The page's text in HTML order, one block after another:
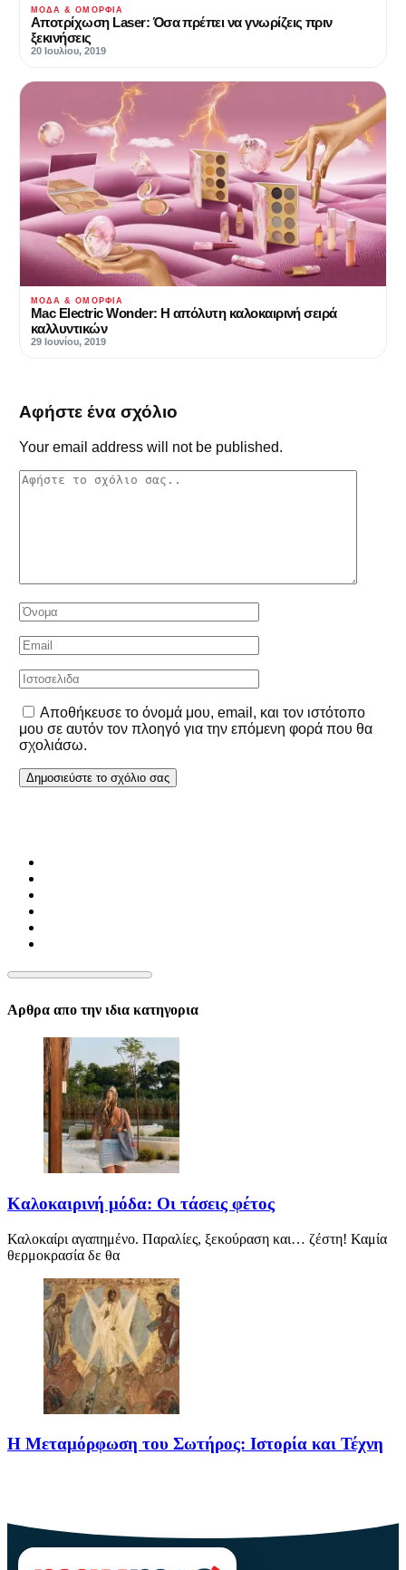
ΜΌΔΑ & ΟΜΟΡΦΙΆ
Αποτρίχωση Laser: Όσα πρέπει να γνωρίζεις πριν
ξεκινήσεις
20 Ιουλίου, 2019
ΜΌΔΑ & ΟΜΟΡΦΙΆ
Mac Electric Wonder: Η απόλυτη καλοκαιρινή σειρά
καλλυντικών
29 Ιουνίου, 2019
Αφήστε ένα σχόλιο
Your email address will not be published.
Αποθήκευσε το όνομά μου, email, και τον ιστότοπο
μου σε αυτόν τον πλοηγό για την επόμενη φορά που θα
σχολιάσω.
Αρθρα απο την ιδια κατηγορια
Καλοκαιρινή μόδα: Οι τάσεις φέτος
Καλοκαίρι αγαπημένο. Παραλίες, ξεκούραση και… ζέστη! Καμία
θερμοκρασία δε θα
Η Μεταμόρφωση του Σωτήρος: Ιστορία και Τέχνη